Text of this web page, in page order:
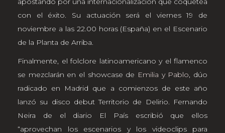
con el éxito. Su actuación será el viernes 19 de
noviembre a las 22.00 horas (España) en el Escenario
de la Planta de Arriba.
Finalmente, el folclore latinoamericano y el flamenco
se mezclarán en el showcase de Emilia y Pablo, dúo
radicado en Madrid que a comienzos de este año
lanzó su disco debut Territorio de Delirio. Fernando
Neira de el diario El País escribió que ellos
“aprovechan los escenarios y los videoclips para